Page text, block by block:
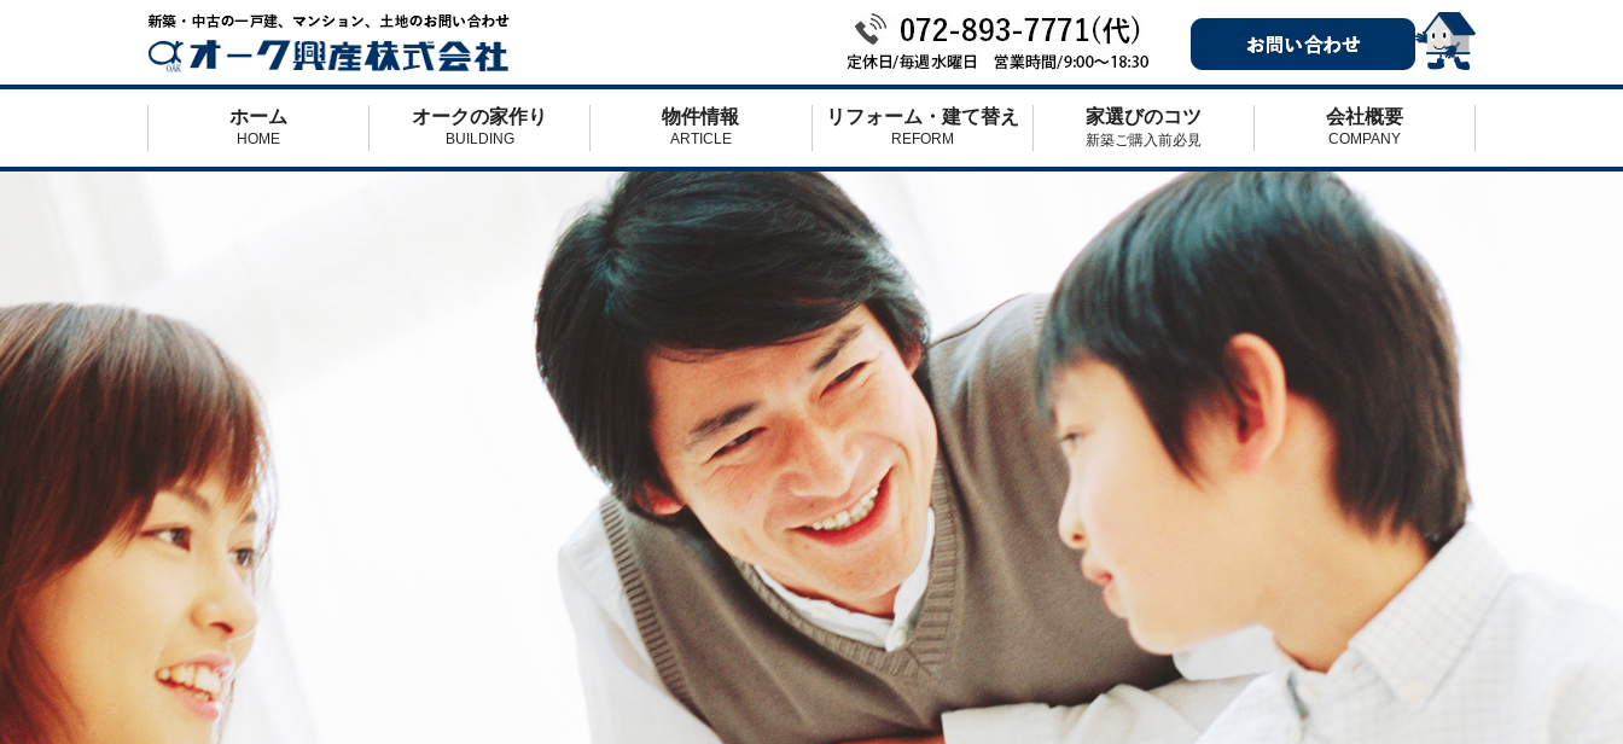
ホーム
HOME
オークの家作り
BUILDING
物件情報
ARTICLE
リフォーム・建て替え
REFORM
家選びのコツ
新築ご購入前必見
会社概要
COMPANY